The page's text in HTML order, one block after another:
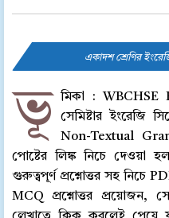
একাদশ শ্রেণির
ভূ মিকা : WBCHSE
সেমিষ্টার ইংরেজি
Non-Textual
পোষ্টের লিঙ্ক নিচে দেওয়া
গুরুত্বপূর্ণ প্রশ্নোত্তর সহ নিচে
MCQ প্রশ্নোত্তর প্রয়োজন,